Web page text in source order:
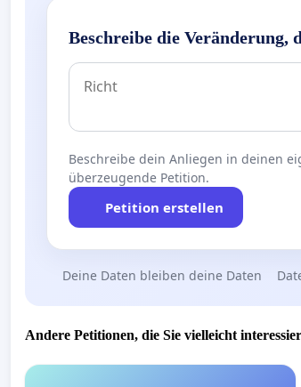
Beschreibe die Veränderung,
Beschreibe dein Anliegen in deinen
überzeugende Petition.
Petition erstellen
Deine Daten bleiben deine Daten
Andere Petitionen, die Sie vielleicht